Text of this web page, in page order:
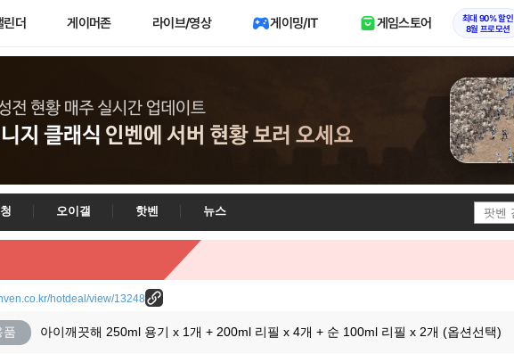
더 게이머존 라이브/영상 게이밍/IT 게임스토어
최대 90% 할인
8월 프로모션
오이갤 핫벤
뉴스
hotdeal/view/13248
품 아이깨끗해 250ml 용기 x 1개 + 200ml 리필 x 4개 + 순 100ml 리필 x 2개 (옵션선택)